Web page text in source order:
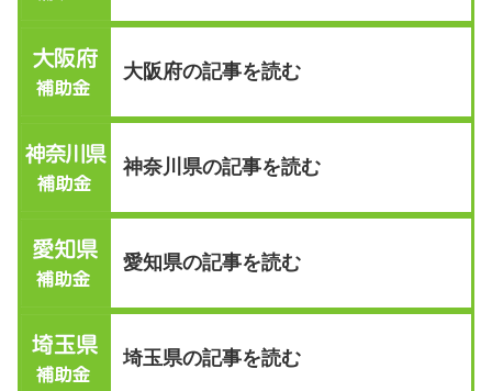
大阪府の記事を読む
神奈川県の記事を読む
愛知県の記事を読む
埼玉県の記事を読む